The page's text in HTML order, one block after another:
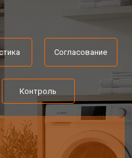
от 3250 ₽ Заказать
от 2150 ₽ Заказать
от 3350 ₽ Заказать
от 3450 ₽ Заказать
Согласование
Контроль